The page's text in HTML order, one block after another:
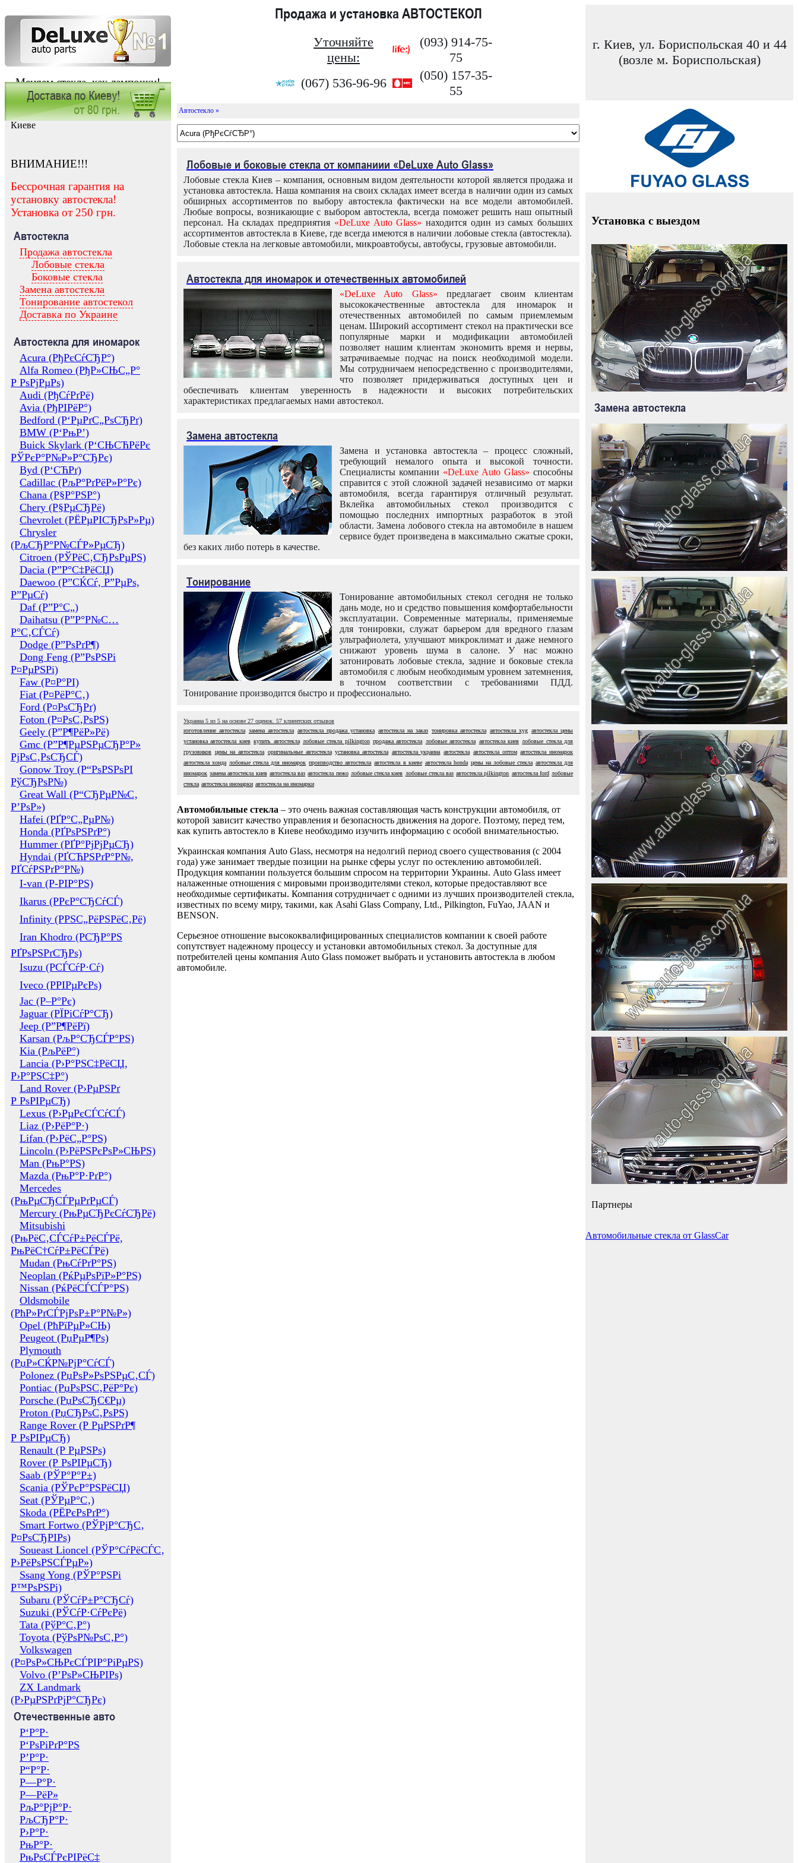
Меняем стекла, как лампочки!
Продажа и установка АВТОСТЕКОЛ
Уточняйте
цены:
(093) 914-75-
75
(067) 536-96-96
(050) 157-35-
55
г. Киев, ул. Бориспольская 40 и 44
(возле м. Бориспольская)
Заказать установку автостекла в
Киеве
ВНИМАНИЕ!!!
Бессрочная гарантия на
установку автостекла!
Установка от 250 грн.
Автостекла
Продажа автостекла
Лобовые стекла
Боковые стекла
Замена автостекла
Тонирование автостекол
Доставка по Украине
Автостекла для иномарок
Acura (РђРєСѓСЂР°)
Alfa Romeo (РђР»СЊС„Р°
Р РѕРјРµРѕ)
Audi (РђСѓРґРё)
Avia (РђРІРёР°)
Bedford (Р‘РµРґС„РѕСЂРґ)
BMW (Р‘РњР’)
Buick Skylark (Р‘СЊСЋРёРє
РЎРєР°Р№Р»Р°СЂРє)
Byd (Р‘СЋРґ)
Cadillac (РљР°РґРёР»Р°Рє)
Chana (Р§Р°РЅР°)
Chery (Р§РµСЂРё)
Chevrolet (РЁРµРІСЂРѕР»Рµ)
Chrysler
(РљСЂР°Р№СЃР»РµСЂ)
Citroen (РЎРёС‚СЂРѕРµРЅ)
Dacia (Р”Р°С‡РёСЏ)
Daewoo (Р”СЌСѓ, Р”РµРѕ,
Р”РµСѓ)
Daf (Р”Р°С„)
Daihatsu (Р”Р°Р№С…
Р°С‚СЃСѓ)
Dodge (Р”РѕРґР¶)
Dong Feng (Р”РѕРЅРі
Р¤РµРЅРі)
Faw (Р¤Р°РІ)
Fiat (Р¤РёР°С‚)
Ford (Р¤РѕСЂРґ)
Foton (Р¤РѕС‚РѕРЅ)
Geely (Р”Р¶РёР»Рё)
Gmc (Р”Р¶РµРЅРµСЂР°Р»
РјРѕС‚РѕСЂСЃ)
Gonow Troy (Р“РѕРЅРѕРІ
РўСЂРѕР№)
Great Wall (Р“СЂРµР№С‚
Р’РѕР»)
Hafei (РҐР°С„РµР№)
Honda (РҐРѕРЅРґР°)
Hummer (РҐР°РјРјРµСЂ)
Hyndai (РҐСЋРЅРґР°Р№,
РҐСѓРЅРґР°Р№)
I-van (Р-РІР°РЅ)
Ikarus (РРєР°СЂСѓСЃ)
Infinity (РРЅС„РёРЅРёС‚Рё)
Iran Khodro (РСЂР°РЅ
РҐРѕРЅРґСЂРѕ)
Isuzu (РСЃСѓР·Сѓ)
Iveco (РРІРµРєРѕ)
Jac (Р–Р°Рє)
Jaguar (РЇРіСѓР°СЂ)
Jeep (Р”Р¶РёРї)
Karsan (РљР°СЂСЃР°РЅ)
Kia (РљРёР°)
Lancia (Р›Р°РЅС‡РёСЏ,
Р›Р°РЅС‡Р°)
Land Rover (Р›РµРЅРґ
Р РѕРІРµСЂ)
Lexus (Р›РµРєСЃСѓСЃ)
Liaz (Р›РёР°Р·)
Lifan (Р›РёС„Р°РЅ)
Lincoln (Р›РёРЅРєРѕР»СЊРЅ)
Man (РњР°РЅ)
Mazda (РњР°Р·РґР°)
Mercedes
(РњРµСЂСЃРµРґРµСЃ)
Mercury (РњРµСЂРєСѓСЂРё)
Mitsubishi
(РњРёС‚СЃСѓР±РёСЃРё,
РњРёС†СѓР±РёСЃРё)
Mudan (РњСѓРґР°РЅ)
Neoplan (РќРµРѕРїР»Р°РЅ)
Nissan (РќРёСЃСЃР°РЅ)
Oldsmobile
(РћР»РґСЃРјРѕР±Р°Р№Р»)
Opel (РћРїРµР»СЊ)
Peugeot (РџРµР¶Рѕ)
Plymouth
(РџР»СЌР№РјР°СѓСЃ)
Polonez (РџРѕР»РѕРЅРµС‚СЃ)
Pontiac (РџРѕРЅС‚РёР°Рє)
Porsche (РџРѕСЂС€Рµ)
Proton (РџСЂРѕС‚РѕРЅ)
Range Rover (Р РµРЅРґР¶
Р РѕРІРµСЂ)
Renault (Р РµРЅРѕ)
Rover (Р РѕРІРµСЂ)
Saab (РЎР°Р°Р±)
Scania (РЎРєР°РЅРёСЏ)
Seat (РЎРµР°С‚)
Skoda (РЁРєРѕРґР°)
Smart Fortwo (РЎРјР°СЂС‚
Р¤РѕСЂРІРѕ)
Soueast Lioncel (РЎР°СѓРёСЃС‚
Р›РёРѕРЅСЃРµР»)
Ssang Yong (РЎР°РЅРі
Р™РѕРЅРі)
Subaru (РЎСѓР±Р°СЂСѓ)
Suzuki (РЎСѓР·СѓРєРё)
Tata (РўР°С‚Р°)
Toyota (РўРѕР№РѕС‚Р°)
Volkswagen
(Р¤РѕР»СЊРєСЃРІР°РіРµРЅ)
Volvo (Р’РѕР»СЊРІРѕ)
ZX Landmark
(Р›РµРЅРґРјР°СЂРє)
Отечественные авто
Р‘Р°Р·
Р‘РѕРіРґР°РЅ
Р’Р°Р·
Р“Р°Р·
Р—Р°Р·
Р—РёР»
РљР°РјР°Р·
РљСЂР°Р·
Р›Р°Р·
РњР°Р·
РњРѕСЃРєРІРёС‡
Автостекло »
Лобовые и боковые стекла от компаниии «DeLuxe Auto Glass»
Лобовые стекла Киев – компания, основным видом деятельности которой является продажа и
установка автостекла. Наша компания на своих складах имеет всегда в наличии один из самых
обширных ассортиментов по выбору автостекла фактически на все модели автомобилей.
Любые вопросы, возникающие с выбором автостекла, всегда поможет решить наш опытный
персонал. На складах предприятия «DeLuxe Auto Glass» находится один из самых больших
ассортиментов автостекла в Киеве, где всегда имеются в наличии лобовые стекла (автостекла).
Лобовые стекла на легковые автомобили, микроавтобусы, автобусы, грузовые автомобили.
Автостекла для иномарок и отечественных автомобилей
«DeLuxe Auto Glass» предлагает своим клиентам
высококачественные автостекла для иномарок и
отечественных автомобилей по самым приемлемым
ценам. Широкий ассортимент стекол на практически все
популярные марки и модификации автомобилей
позволяет нашим клиентам экономить время и нервы,
затрачиваемые подчас на поиск необходимой модели.
Мы сотрудничаем непосредственно с производителями,
что позволяет придерживаться доступных цен и
обеспечивать клиентам уверенность в надежности и высоких потребительских
характеристиках предлагаемых нами автостекол.
Замена автостекла
Замена и установка автостекла – процесс сложный,
требующий немалого опыта и высокой точности.
Специалисты компании «DeLuxe Auto Glass» способны
справится с этой сложной задачей независимо от марки
автомобиля, всегда гарантируя отличный результат.
Вклейка автомобильных стекол производится с
помощью последних импортных разработок в этой
области. Замена лобового стекла на автомобиле в нашем
сервисе будет произведена в максимально сжатые сроки,
без каких либо потерь в качестве.
Тонирование
Тонирование автомобильных стекол сегодня не только
дань моде, но и средство повышения комфортабельности
эксплуатации. Современные материалы, применяемые
для тонировки, служат барьером для вредного глазам
ультрафиолета, улучшают микроклимат и даже немного
снижают уровень шума в салоне. У нас можно
затонировать лобовые стекла, задние и боковые стекла
автомобиля с любым необходимым уровнем затемнения,
в точном соответствии с требованиями ПДД.
Тонирование производится быстро и профессионально.
Украина 5 из 5 на основе 27 оценок. 57 клиентских отзывов
изготовление автостекла замена автостекла автостекла продажа установка автостекла на заказ тонировка автостекла автостекла xyg автостекла цены
установка автостекла киев купить автостекла лобовые стекла pilkington продажа автостекла лобовые автостекла автостекла киев лобовые стекла для
грузовиков цены на автостекла оригинальные автостекла установка автостекла автостекла украина автостекла автостекла оптом автостекла иномарок
автостекла хонда лобовые стекла для иномарок производство автостекла автостекла в киеве автостекла honda цены на лобовые стекла автостекла для
иномарок замена автостекла киев автостекла ваз автостекла пежо лобовые стекла киев лобовые стекла ваз автостекла pilkington автостекла ford лобовые
стекла автостекла иномарки автостекла на иномарки
Автомобильные стекла – это очень важная составляющая часть конструкции автомобиля, от
которой зависит качество управления и безопасность движения на дороге. Поэтому, перед тем,
как купить автостекло в Киеве необходимо изучить информацию с особой внимательностью.
Украинская компания Auto Glass, несмотря на недолгий период своего существования (с 2004
года) уже занимает твердые позиции на рынке сферы услуг по остеклению автомобилей.
Продукция компании пользуется большим спросом на территории Украины. Auto Glass имеет
налаженные отношения с мировыми производителями стекол, которые предоставляют все
необходимые сертификаты. Компания сотрудничает с одними из лучших производителей стекла,
известных по всему миру, такими, как Asahi Glass Company, Ltd., Pilkington, FuYao, JAAN и
BENSON.
Серьезное отношение высококвалифицированных специалистов компании к своей работе
сопутствует надежному процессу и установки автомобильных стекол. За доступные для
потребителей цены компания Auto Glass поможет выбрать и установить автостекла в любом
автомобиле.
Установка с выездом
Замена автостекла
Партнеры
Автомобильные стекла от GlassCar